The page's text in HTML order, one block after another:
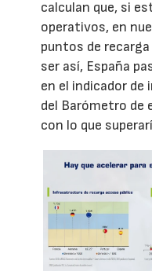
calculan que, si
operativos, en
puntos de
ser así, España
en el indicador
del Barómetro de
con lo que